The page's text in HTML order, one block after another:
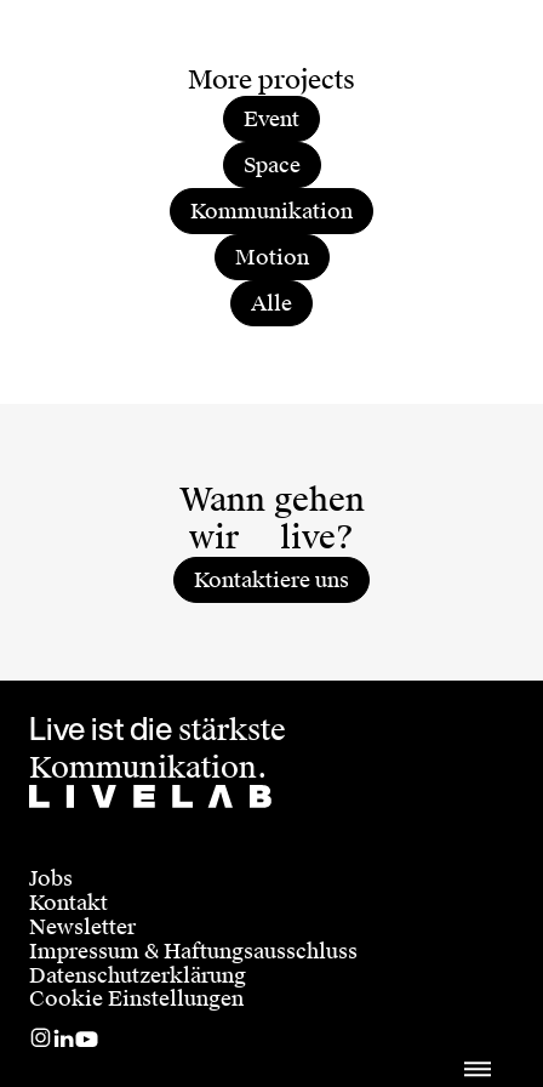
More projects
Event
Space
Kommunikation
Motion
Alle
Wann gehen
wir
live?
Kontaktiere uns
Live ist die stärkste
Kommunikation.
Jobs
Kontakt
Newsletter
Impressum & Haftungsausschluss
Datenschutzerklärung
Cookie Einstellungen